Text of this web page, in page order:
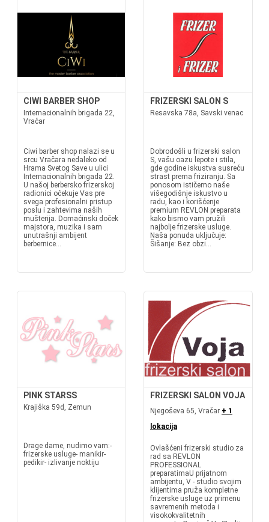
CIWI BARBER SHOP
Internacionalnih brigada 22,
Vračar
Ciwi barber shop nalazi se u
srcu Vračara nedaleko od
Hrama Svetog Save u ulici
Internacionalnih brigada 22.
U našoj berbersko frizerskoj
radionici očekuje Vas pre
svega profesionalni pristup
poslu i zahtevima naših
mušterija. Domaćinski doček
majstora, muzika i sam
unutrašnji ambijent
berbernice...
FRIZERSKI SALON S
Resavska 78a, Savski venac
Dobrodošli u frizerski salon
S, vašu oazu lepote i stila,
gde godine iskustva susreću
strast prema friziranju. Sa
ponosom ističemo naše
višegodišnje iskustvo u
radu, kao i korišćenje
premium REVLON preparata
kako bismo vam pružili
najbolje frizerske usluge.
Naša ponuda uključuje:
Šišanje: Bez obzi...
PINK STARSS
Krajiška 59d, Zemun
Drage dame, nudimo vam:-
frizerske usluge- manikir-
pedikir- izlivanje noktiju
FRIZERSKI SALON VOJA
Njegoševa 65, Vračar + 1
lokacija
Ovlašćeni frizerski studio za
rad sa REVLON
PROFESSIONAL
preparatimaU prijatnom
ambijentu, V - studio svojim
klijentima pruža kompletne
frizerske usluge uz primenu
savremenih metoda i
visokokvalitetnih